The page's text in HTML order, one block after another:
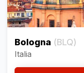
Bologna (BLQ)
Italia